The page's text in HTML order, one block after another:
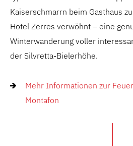
Kaiserschmarrn beim Gasthaus
Hotel Zerres verwöhnt – eine
Winterwanderung voller
der Silvretta-Bielerhöhe.
Mehr Informationen zur
Montafon